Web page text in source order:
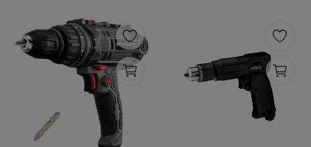
Wyposażenie i akcesoria samochodowe
Narzędzia i sprzęt warsztatowy
Opony i felgi